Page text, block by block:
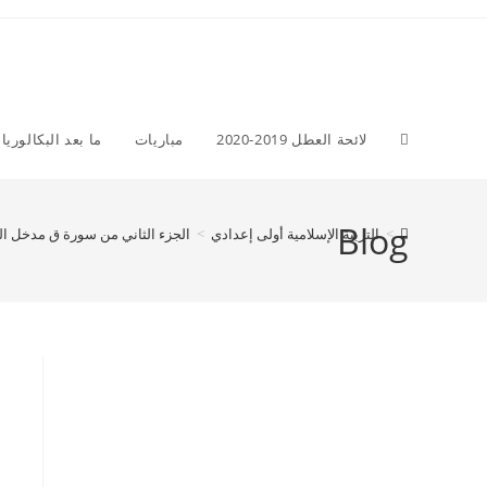
ما بعد البكالوريا مباريات لائحة العطل 2019-2020Toggle
Blog
> التربية الإسلامية أولى إعدادي > الجزء الثاني من سورة ق مدخل